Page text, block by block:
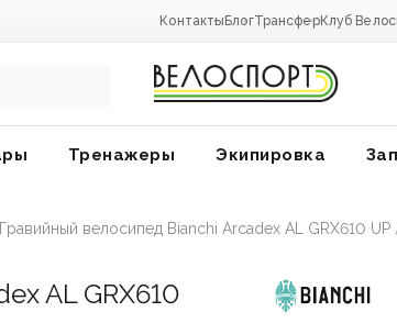
Контакты БлогТрансферКлуб
Тренажеры Экипировка
Гравийный велосипед Bianchi Arcadex AL GRX610
AL GRX610